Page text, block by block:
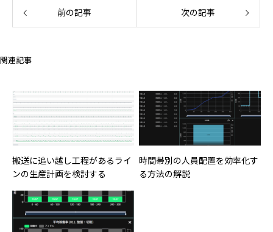
前の記事 次の記事
関連記事
搬送に追い越し工程があるライ
ンの生産計画を検討する
時間帯別の人員配置を効率化す
る方法の解説